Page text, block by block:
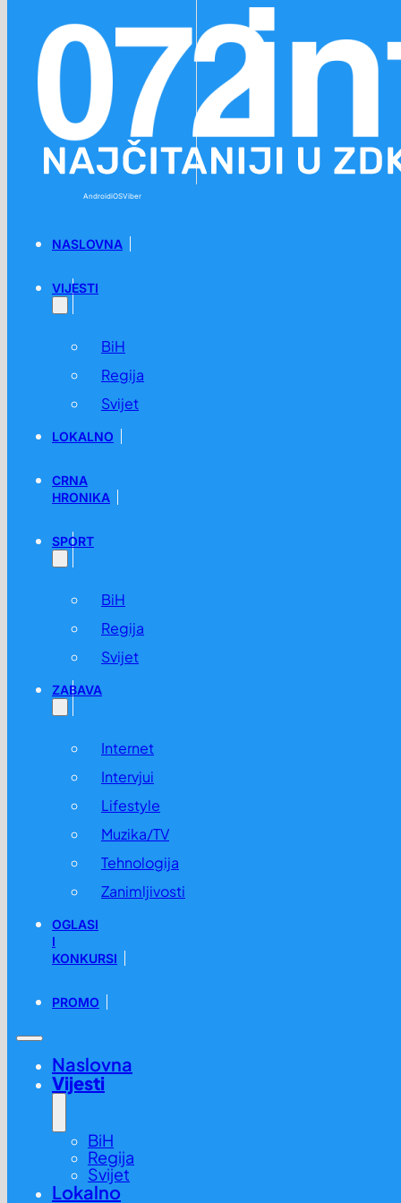
AndroidiOSViber
NASLOVNA
VIJESTI
BiH
Regija
Svijet
LOKALNO
CRNA
HRONIKA
SPORT
BiH
Regija
Svijet
ZABAVA
Internet
Intervjui
Lifestyle
Muzika/TV
Tehnologija
Zanimljivosti
OGLASI
I
KONKURSI
PROMO
Naslovna
Vijesti
BiH
Regija
Svijet
Lokalno